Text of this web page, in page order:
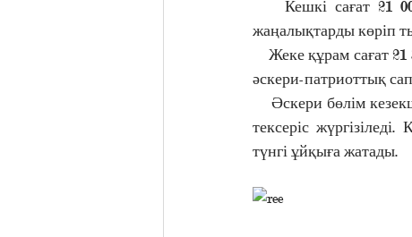
жаңалықтарды көріп
әскери-патриоттық
тексеріс
түнгі ұйқыға жатады.